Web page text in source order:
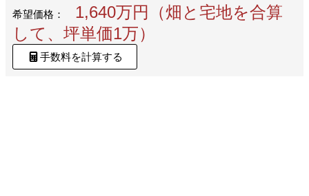
希望価格：
1,640万円（畑と宅地を合算
して、坪単価1万）
手数料を計算する